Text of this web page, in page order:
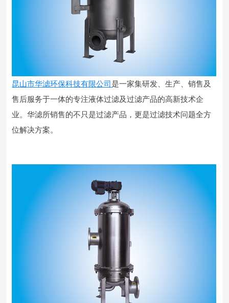
昆山市华滤环保科技有限公司是一家集研发、生产、销售及
售后服务于一体的专注液体过滤及过滤产品的高新技术企
业。华滤所销售的不只是过滤产品，更是过滤技术问题全方
位解决方案。